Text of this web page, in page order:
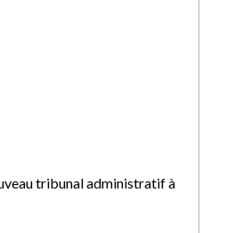
tribunal administratif à